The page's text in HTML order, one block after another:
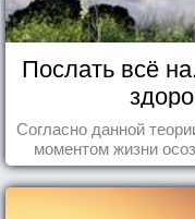
Послать всё
Согласно данной
моментом жизни
попробуем